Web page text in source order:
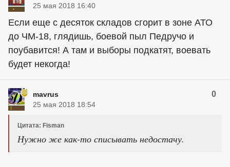
25 мая 2018 16:40
Если еще с десяток складов сгорит в зоне АТО
до ЧМ-18, глядишь, боевой пыл Педручо и
поубавится! А там и выборы подкатят, воевать
будет некогда!
mavrus 0
25 мая 2018 18:54
Цитата: Fisman
Нужно же как-то списывать недостачу.